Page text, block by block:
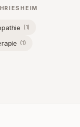
(1)
(1)